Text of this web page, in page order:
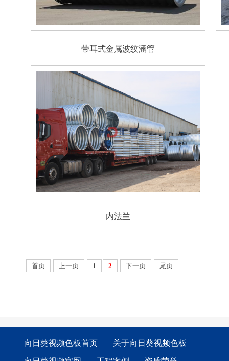
带耳式金属波纹涵管
内法兰
首页 上一页 1 2 下一页 尾页
向日葵视频色板首页 关于向日葵视频色板